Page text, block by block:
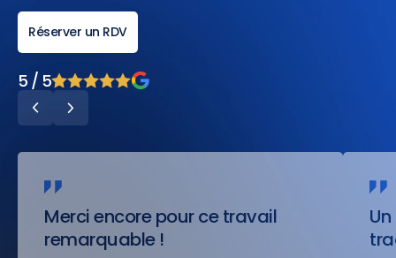
Réserver un RDV
5 / 5
Merci encore pour ce travail
remarquable !